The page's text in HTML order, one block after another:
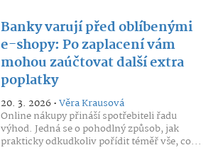
Banky varují před oblíbenými
e-shopy: Po zaplacení vám
mohou zaúčtovat další extra
poplatky
20. 3. 2026 •Věra Krausová
Online nákupy přináší spotřebiteli řadu
výhod. Jedná se o pohodlný způsob, jak
prakticky odkudkoliv pořídit téměř vše, co...